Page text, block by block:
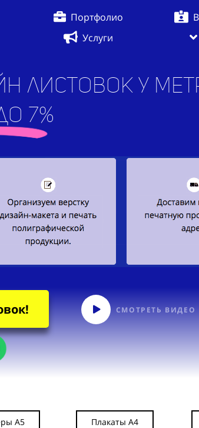
Портфолио
Услуги
листовок у
7%
СМОТРЕТЬ ВИДЕО
А5 Плакаты А4